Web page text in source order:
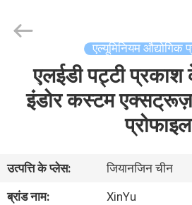
वीआर
दिखाएँ
Rights
एल्यूमिनियम औद्योगिक
एलईडी पट्टी
इंडोर कस्टम
प्रोफाइल
उत्पत्ति के प्लेस:
जियानजिन चीन
ब्रांड नाम:
XinYu